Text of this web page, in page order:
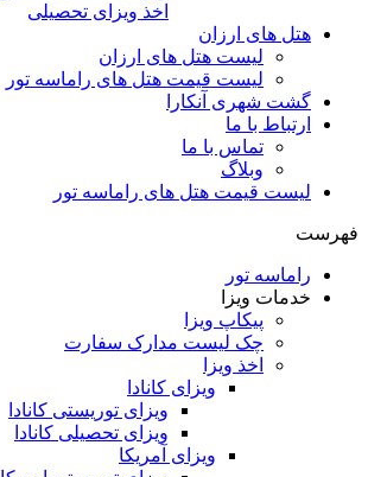
اخذ ویزای تحصیلی
هتل های ارزان
لیست هتل های ارزان
لیست قیمت هتل های راماسه تور
گشت شهری آنکارا
ارتباط با ما
تماس با ما
وبلاگ
لیست قیمت هتل های راماسه تور
فهرست
راماسه تور
خدمات ویزا
پیکاپ ویزا
چک لیست مدارک سفارت
اخذ ویزا
ویزای کانادا
ویزای توریستی کانادا
ویزای تحصیلی کانادا
ویزای آمریکا